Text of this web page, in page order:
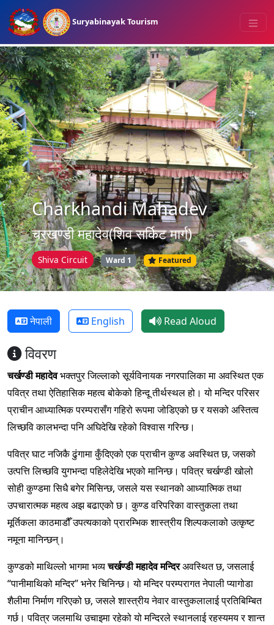
Suryabinayak Tourism
Charkhandi Mahadev
चरखण्डी महादेव(शिव सर्किट मार्ग)
Shiva Circuit Ward 1 Featured
नेपाली English Read Aloud
विवरण
चर्खण्डी महादेवभक्तपुर जिल्लाको सूर्यविनायक नगरपालिका मा अवस्थित एक
पवित्र तथा ऐतिहासिक महत्व बोकेको हिन्दू तीर्थस्थल हो। यो मन्दिर परिसर
प्राचीन आध्यात्मिक परम्परासँग गहिरो रूपमा जोडिएको छ र यसको अस्तित्व
लिच्छवि कालभन्दा पनि अघिदेखि रहेको विश्वास गरिन्छ।
पवित्र घाट नजिकै ढुंगामा कुँदिएको एक प्राचीन कुण्ड अवस्थित छ, जसको
उत्पत्ति लिच्छवि युगभन्दा पहिलेदेखि भएको मानिन्छ। पवित्र चर्खण्डी खोलो
सोही कुण्डमा सिधै बगेर मिसिन्छ, जसले यस स्थानको आध्यात्मिक तथा
उपचारात्मक महत्व अझ बढाएको छ। कुण्ड वरिपरिका वास्तुकला तथा
मूर्तिकला काठमाडौँ उपत्यकाको प्रारम्भिक शास्त्रीय शिल्पकलाको उत्कृष्ट
नमूना मानिन्छन्।
कुण्डको माथिल्लो भागमा भव्यचर्खण्डी महादेव मन्दिरअवस्थित छ, जसलाई
“पानीमाथिको मन्दिर” भनेर चिनिन्छ। यो मन्दिर परम्परागत नेपाली प्यागोडा
शैलीमा निर्माण गरिएको छ, जसले शास्त्रीय नेवार वास्तुकलालाई प्रतिबिम्बित
गर्छ। पवित्र जलमाथि उचाइमा रहेको यो मन्दिरले स्थानलाई रहस्यमय र शान्त